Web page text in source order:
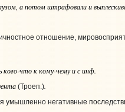
а потом штрафовали и
отношение,
кого-что к кому-чему и с инф.
(Троеп.).
умышленно негативные